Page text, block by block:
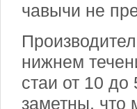
чавычи не
нижнем
стаи от 10
заметны, что